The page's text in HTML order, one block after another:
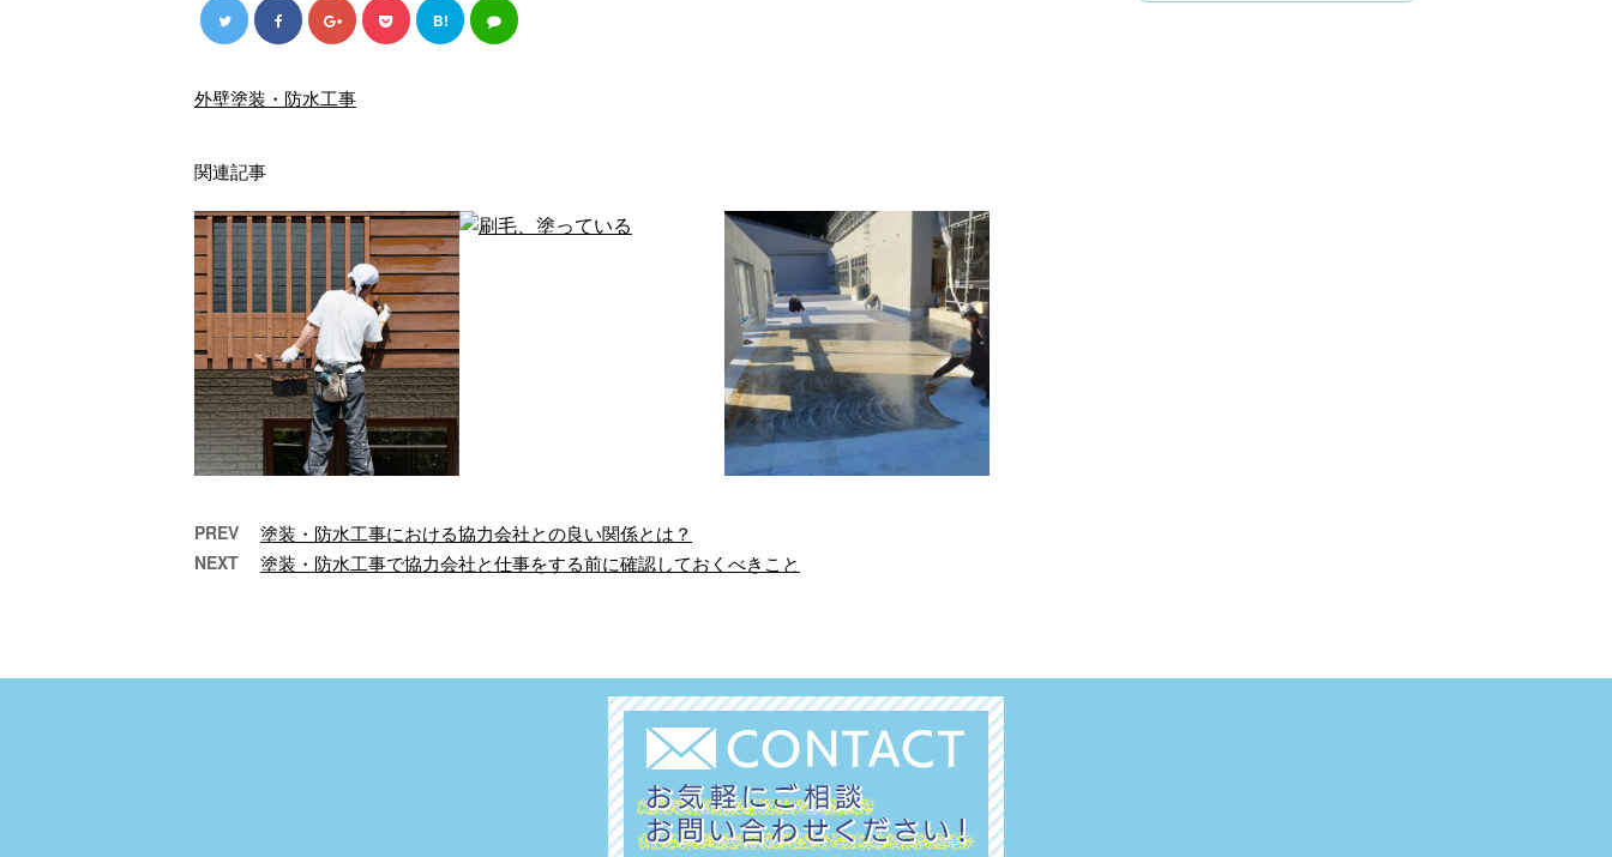
B!
外壁塗装・防水工事
関連記事
水塗装株式会社です。
水塗装株式会社です。
私たちは徳島市を拠点
に、徳島県内全域およ
びその近郊エリアで、
新築工事現場に行って
まいりました！ 弊社は
した。 那賀町 総 …
PREV 塗装・防水工事における協力会社との良い関係とは？
NEXT 塗装・防水工事で協力会社と仕事をする前に確認しておくべきこと